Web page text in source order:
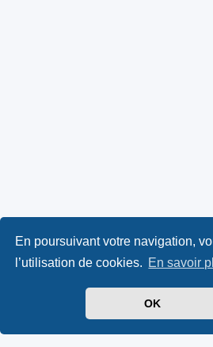
En poursuivant votre navigation,
l’utilisation de cookies. En savoir
OK